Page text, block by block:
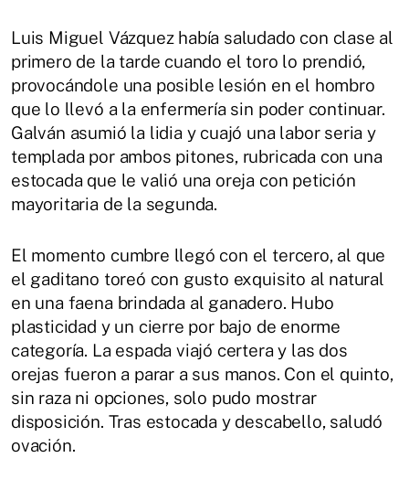
Luis Miguel Vázquez había saludado con clase al
primero de la tarde cuando el toro lo prendió,
provocándole una posible lesión en el hombro
que lo llevó a la enfermería sin poder continuar.
Galván asumió la lidia y cuajó una labor seria y
templada por ambos pitones, rubricada con una
estocada que le valió una oreja con petición
mayoritaria de la segunda.
El momento cumbre llegó con el tercero, al que
el gaditano toreó con gusto exquisito al natural
en una faena brindada al ganadero. Hubo
plasticidad y un cierre por bajo de enorme
categoría. La espada viajó certera y las dos
orejas fueron a parar a sus manos. Con el quinto,
sin raza ni opciones, solo pudo mostrar
disposición. Tras estocada y descabello, saludó
ovación.